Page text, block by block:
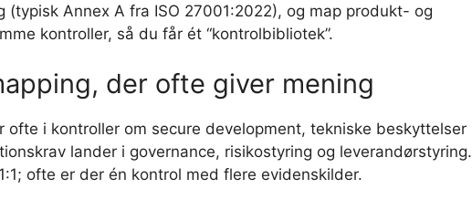
Annex A fra ISO 27001:2022), og map produkt- og
kontroller, så du får ét “kontrolbibliotek”.
der ofte giver mening
i kontroller om secure development, tekniske beskyttelser
lander i governance, risikostyring og leverandørstyring.
ofte er der én kontrol med flere evidenskilder.